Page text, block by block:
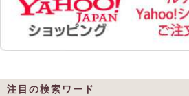
注目の検索ワード